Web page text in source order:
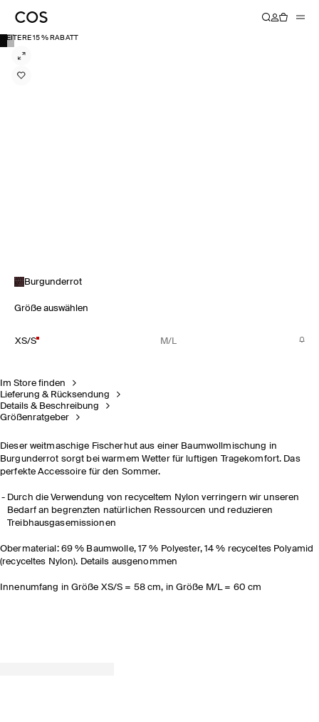
WEITERE 15 % RABATT
Burgunderrot
Größe auswählen
XS/S M/L
Im Store finden
Lieferung & Rücksendung
Details & Beschreibung
Größenratgeber
Dieser weitmaschige Fischerhut aus einer Baumwollmischung in
Burgunderrot sorgt bei warmem Wetter für luftigen Tragekomfort. Das
perfekte Accessoire für den Sommer.
Durch die Verwendung von recyceltem Nylon verringern wir unseren
Bedarf an begrenzten natürlichen Ressourcen und reduzieren
Treibhausgasemissionen
Obermaterial: 69 % Baumwolle, 17 % Polyester, 14 % recyceltes Polyamid
(recyceltes Nylon). Details ausgenommen
Innenumfang in Größe XS/S = 58 cm, in Größe M/L = 60 cm